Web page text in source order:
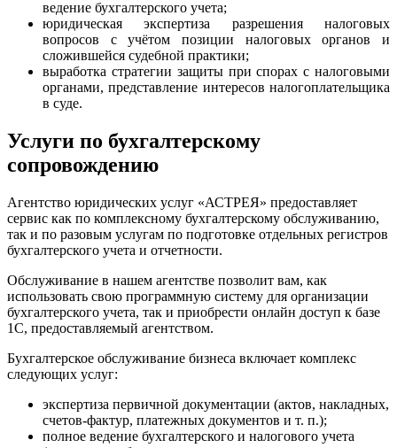
ведение бухгалтерского учета;
юридическая экспертиза разрешения налоговых
вопросов с учётом позиции налоговых органов и
сложившейся судебной практики;
выработка стратегии защиты при спорах с налоговыми
органами, представление интересов налогоплательщика
в суде.
Услуги по бухгалтерскому
сопровождению
Агентство юридических услуг «АСТРЕЯ» предоставляет
сервис как по комплексному бухгалтерскому обслуживанию,
так и по разовым услугам по подготовке отдельных регистров
бухгалтерского учета и отчетности.
Обслуживание в нашем агентстве позволит вам, как
использовать свою программную систему для организации
бухгалтерского учета, так и приобрести онлайн доступ к базе
1С, предоставляемый агентством.
Бухгалтерское обслуживание бизнеса включает комплекс
следующих услуг:
экспертиза первичной документации (актов, накладных,
счетов-фактур, платежных документов и т. п.);
полное ведение бухгалтерского и налогового учета